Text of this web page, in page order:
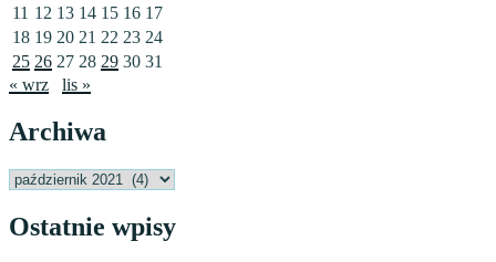
11 12 13 14 15 16 17
18 19 20 21 22 23 24
25 26 27 28 29 30 31
« wrz
lis »
Archiwa
Archiwa
Ostatnie wpisy